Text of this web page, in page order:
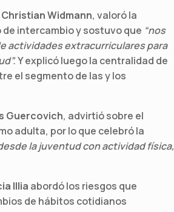
Christian Widmann, valoró la
intercambio y sostuvo que “nos
actividades extracurriculares para
Y explicó luego la centralidad de
el segmento de las y los
Guercovich, advirtió sobre el
adulta, por lo que celebró la
la juventud con actividad física,
Illia abordó los riesgos que
de hábitos cotidianos